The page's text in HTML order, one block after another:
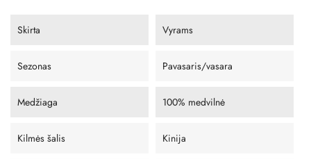
Skirta Vyrams
Sezonas Pavasaris/vasara
Medžiaga 100% medvilnė
Kilmės šalis Kinija